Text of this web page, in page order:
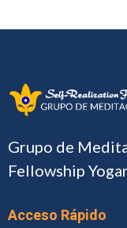
Grupo de
Fellowship
Acceso Rápido